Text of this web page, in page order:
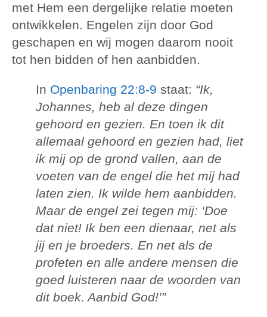
met Hem een dergelijke relatie moeten
ontwikkelen. Engelen zijn door God
geschapen en wij mogen daarom nooit
tot hen bidden of hen aanbidden.
In Openbaring 22:8-9 staat: “Ik,
Johannes, heb al deze dingen
gehoord en gezien. En toen ik dit
allemaal gehoord en gezien had, liet
ik mij op de grond vallen, aan de
voeten van de engel die het mij had
laten zien. Ik wilde hem aanbidden.
Maar de engel zei tegen mij: ‘Doe
dat niet! Ik ben een dienaar, net als
jij en je broeders. En net als de
profeten en alle andere mensen die
goed luisteren naar de woorden van
dit boek. Aanbid God!’”